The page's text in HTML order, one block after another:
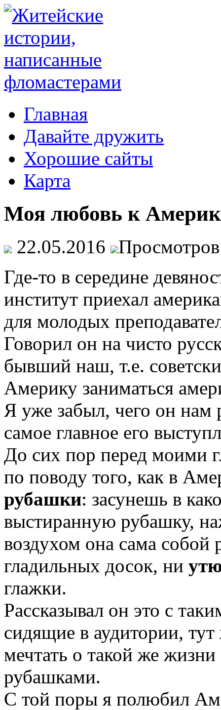
Главная
Давайте дружить
Хорошие сайты
Карта
Моя любовь к
22.05.2016
Где-то в середине
институт приехал
для молодых
Говорил он на чисто
бывший наш, т.е.
Америку заниматься
Я уже забыл, чего он нам
самое главное его
До сих пор перед моими
по поводу того, как в
рубашки: засунешь в
выстиранную рубашку,
воздухом она сама собой
гладильных досок, ни
глажки.
Рассказывал он это с
сидящие в аудитории,
мечтать о такой же
рубашками.
С той поры я полюбил